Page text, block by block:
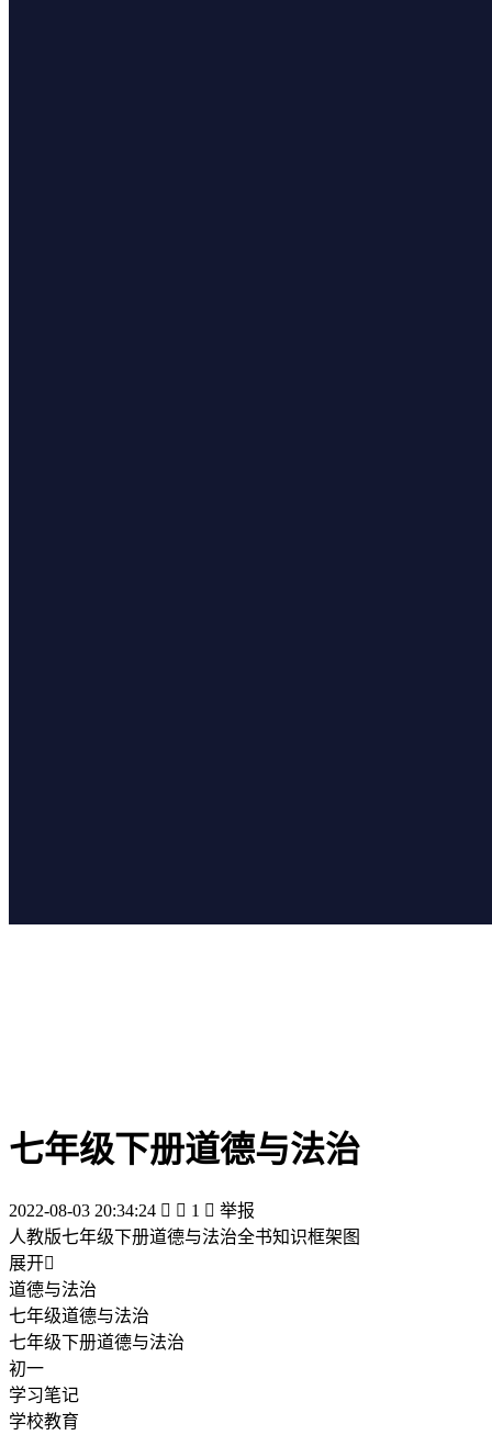
七年级下册道德与法治
2022-08-03 20:34:24   1  举报
人教版七年级下册道德与法治全书知识框架图
展开
道德与法治
七年级道德与法治
七年级下册道德与法治
初一
学习笔记
学校教育